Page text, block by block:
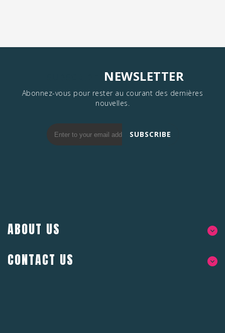
NEWSLETTER
Abonnez-vous pour rester au courant des dernières
nouvelles.
SUBSCRIBE
ABOUT US
CONTACT US